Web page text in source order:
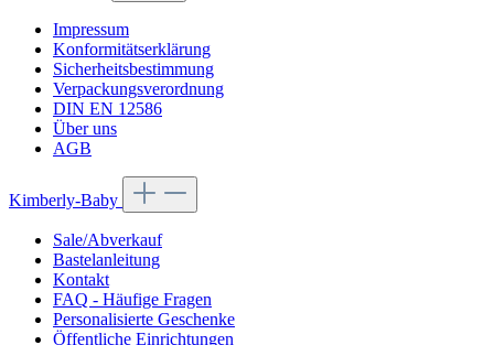
Impressum
Konformitätserklärung
Sicherheitsbestimmung
Verpackungsverordnung
DIN EN 12586
Über uns
AGB
Kimberly-Baby
Sale/Abverkauf
Bastelanleitung
Kontakt
FAQ - Häufige Fragen
Personalisierte Geschenke
Öffentliche Einrichtungen